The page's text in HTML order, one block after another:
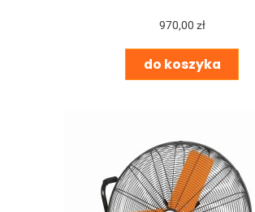
970,00 zł
do koszyka